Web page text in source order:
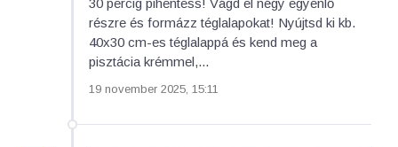
30 percig pihentess! Vágd el négy egyenlő
részre és formázz téglalapokat! Nyújtsd ki kb.
40x30 cm-es téglalappá és kend meg a
pisztácia krémmel,...
19 november 2025, 15:11